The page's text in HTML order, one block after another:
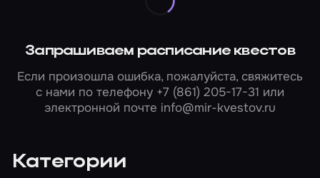
Запрашиваем расписание квестов
Если произошла ошибка, пожалуйста, свяжитесь
с нами по телефону +7 (861) 205-17-31 или
электронной почте info@mir-kvestov.ru
Категории